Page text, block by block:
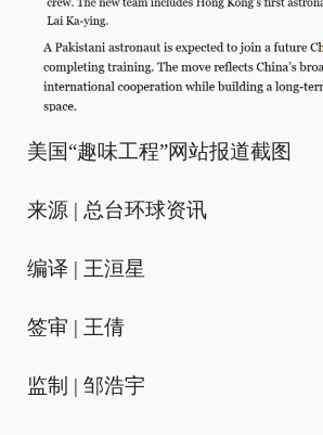
美国“趣味工程”网站报道截图
来源 | 总台环球资讯
编译 | 王洹星
签审 | 王倩
监制 | 邹浩宇